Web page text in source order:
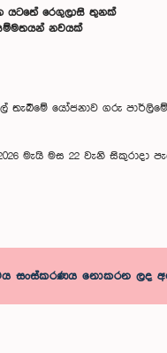
යටතේ රෙගුලාසි තුනක්
නවයක්
තැබීමේ යෝජනාව ගරු
මැයි මස 22 වැනි සිකුරාදා
සංස්කරණය නොකරන ලද